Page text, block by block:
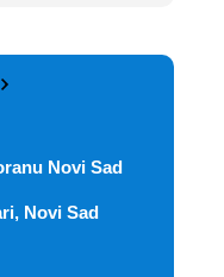
Novi Sad
Novi Sad